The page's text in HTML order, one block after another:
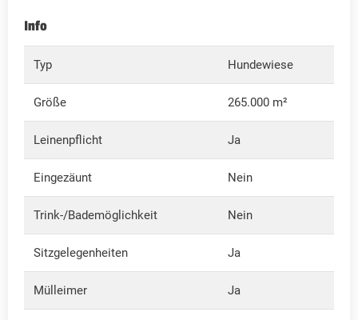
Info
Typ Hundewiese
Größe 265.000 m²
Leinenpflicht Ja
Eingezäunt Nein
Trink-/Bademöglichkeit Nein
Sitzgelegenheiten Ja
Mülleimer Ja